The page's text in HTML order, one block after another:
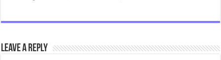
Leave a Reply